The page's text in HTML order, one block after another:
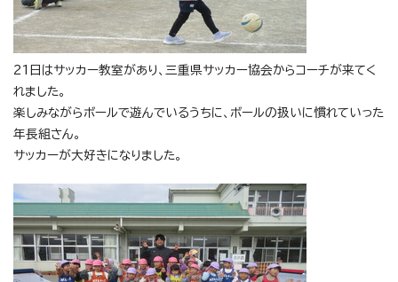
21日はサッカー教室があり、三重県サッカー協会からコーチが来てく
れました。
楽しみながらボールで遊んでいるうちに、ボールの扱いに慣れていった
年長組さん。
サッカーが大好きになりました。